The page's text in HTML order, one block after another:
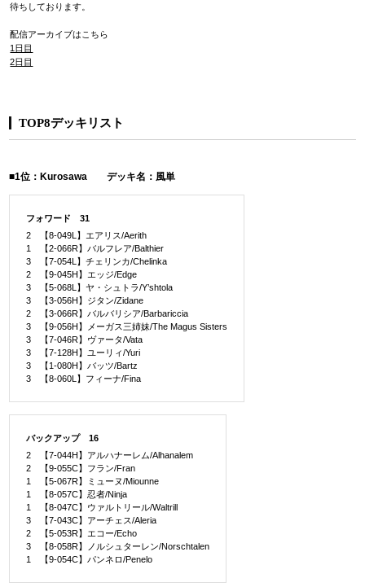
待ちしております。
配信アーカイブはこちら
1日目
2日目
TOP8デッキリスト
■1位：Kurosawa デッキ名：風単
フォワード 31
2 【8-049L】エアリス/Aerith
1 【2-066R】バルフレア/Balthier
3 【7-054L】チェリンカ/Chelinka
2 【9-045H】エッジ/Edge
3 【5-068L】ヤ・シュトラ/Y’shtola
3 【3-056H】ジタン/Zidane
2 【3-066R】バルバリシア/Barbariccia
3 【9-056H】メーガス三姉妹/The Magus Sisters
3 【7-046R】ヴァータ/Vata
3 【7-128H】ユーリィ/Yuri
3 【1-080H】バッツ/Bartz
3 【8-060L】フィーナ/Fina
バックアップ 16
2 【7-044H】アルハナーレム/Alhanalem
2 【9-055C】フラン/Fran
1 【5-067R】ミューヌ/Miounne
1 【8-057C】忍者/Ninja
1 【8-047C】ウァルトリール/Waltrill
3 【7-043C】アーチェス/Aleria
2 【5-053R】エコー/Echo
3 【8-058R】ノルシュターレン/Norschtalen
1 【9-054C】パンネロ/Penelo